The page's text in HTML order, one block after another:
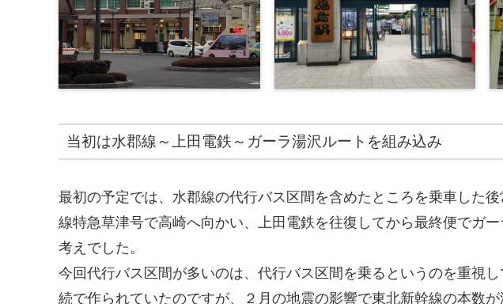
当初は水郡線～上田電鉄～ガーラ湯沢ルートを組み込み
最初の予定では、水郡線の代行バス区間を含めたところを乗車した
線特急草津号で高崎へ向かい、上田電鉄を往復してから最終便でガ
考えでした。
今回代行バス区間が多いのは、代行バス区間を乗るというのを重視
続で作られていたのですが、２月の地震の影響で東北新幹線の本数